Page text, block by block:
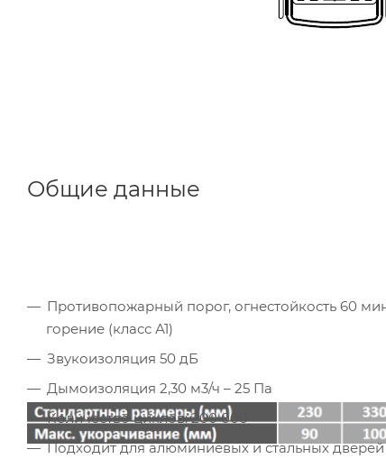
Общие данные
Противопожарный порог, огнестойкость 60
горение (класс А1)
Звукоизоляция 50 дБ
Дымоизоляция 2,30 м3/ч – 25 Па
Количество циклов: 200 000
Подходит для алюминиевых и стальных дверей